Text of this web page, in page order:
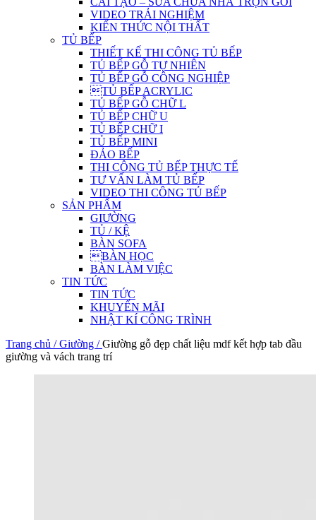
VIDEO TRẢI NGHIỆM
KIẾN THỨC NỘI THẤT
TỦ BẾP
THIẾT KẾ THI CÔNG TỦ BẾP
TỦ BẾP GỖ TỰ NHIÊN
TỦ BẾP GỖ CÔNG NGHIỆP
TỦ BẾP ACRYLIC
TỦ BẾP GỖ CHỮ L
TỦ BẾP CHỮ U
TỦ BẾP CHỮ I
TỦ BẾP MINI
ĐẢO BẾP
THI CÔNG TỦ BẾP THỰC TẾ
TƯ VẤN LÀM TỦ BẾP
VIDEO THI CÔNG TỦ BẾP
SẢN PHẨM
GIƯỜNG
TỦ / KỆ
BÀN SOFA
BÀN HỌC
BÀN LÀM VIỆC
TIN TỨC
TIN TỨC
KHUYẾN MÃI
NHẬT KÍ CÔNG TRÌNH
Trang chủ /Giường /Giường gỗ đẹp chất liệu mdf kết hợp tab đầu
giường và vách trang trí